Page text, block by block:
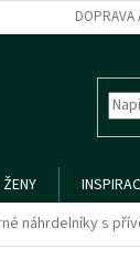
DOPRAVA
náhrdelníky s